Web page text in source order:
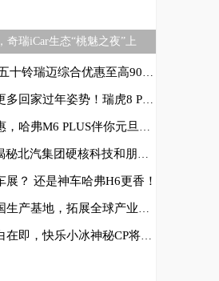
奇瑞iCar生态“桃魅之夜”上
铃瑞迈综合优惠至高9000元
年姿势！瑞虎8 PLUS冠军版“大”有竞争力
弗M6 PLUS伴你元旦跨年自在游
北汽集团硬核科技和朋友圈
展？ 还是神车哈弗H6更香！
产基地，拓展全球产业布局
小冰神秘CP将于520浪漫官宣，期待值拉满！